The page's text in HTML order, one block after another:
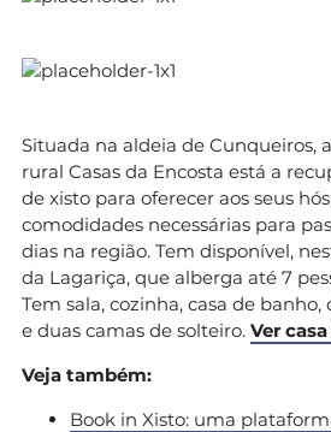
Situada na aldeia de Cunqueiros,
rural Casas da Encosta está a
de xisto para oferecer aos seus
comodidades necessárias para
dias na região. Tem disponível,
da Lagariça, que alberga até 7
Tem sala, cozinha, casa de banho,
e duas camas de solteiro. Ver casa
Veja também:
Book in Xisto: uma